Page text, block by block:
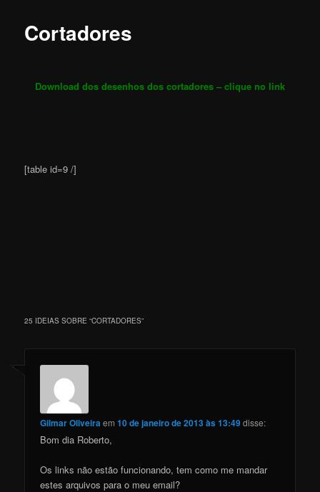
Cortadores
Download dos desenhos dos cortadores – clique no link
[table id=9 /]
25 IDEIAS SOBRE “CORTADORES”
Gilmar Oliveira em10 de janeiro de 2013 às 13:49disse:
Bom dia Roberto,
Os links não estão funcionando, tem como me mandar
estes arquivos para o meu email?